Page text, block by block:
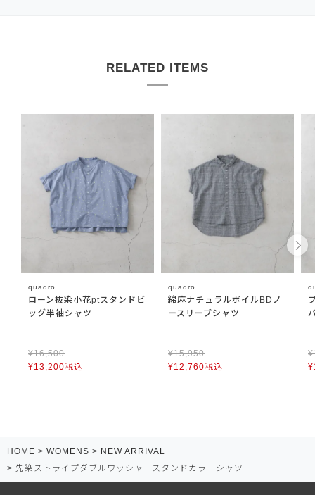
RELATED ITEMS
quadro
ローン抜染小花ptスタンドビ
ッグ半袖シャツ
¥16,500
¥13,200税込
quadro
綿麻ナチュラルボイルBDノ
ースリーブシャツ
¥15,950
¥12,760税込
¥
¥
HOME WOMENS
NEW ARRIVAL
先染ストライプダブルワッシャースタンドカラーシャツ